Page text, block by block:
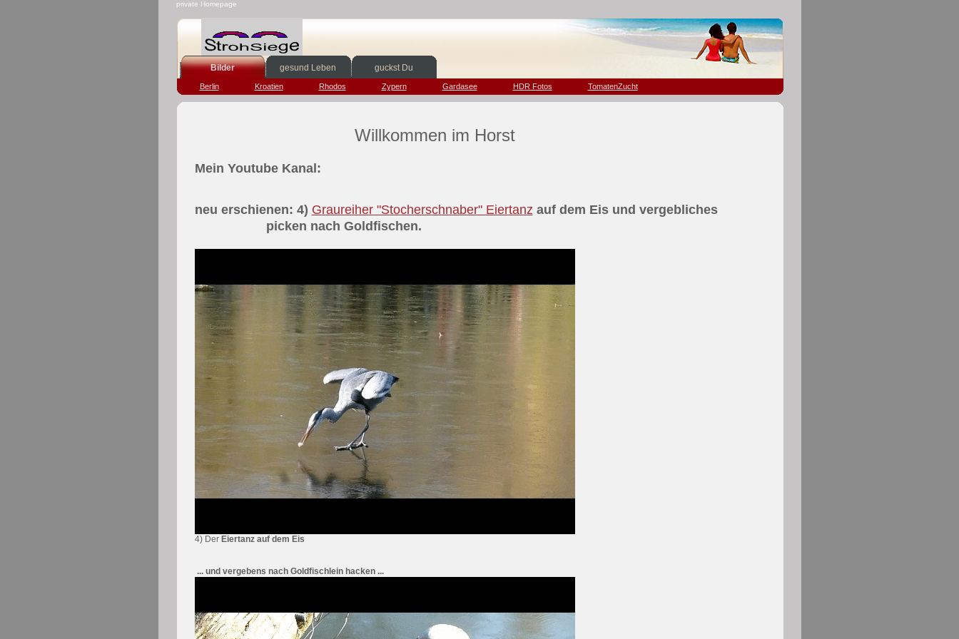
private Homepage
Bilder gesund Leben guckst Du
Berlin Kroatien Rhodos Zypern Gardasee HDR Fotos TomatenZucht
Willkommen im Horst
Mein Youtube Kanal:
neu erschienen: 4) Graureiher "Stocherschnaber" Eiertanz auf dem Eis und vergebliches
picken nach Goldfischen.
4) Der Eiertanz auf dem Eis
... und vergebens nach Goldfischlein hacken ...